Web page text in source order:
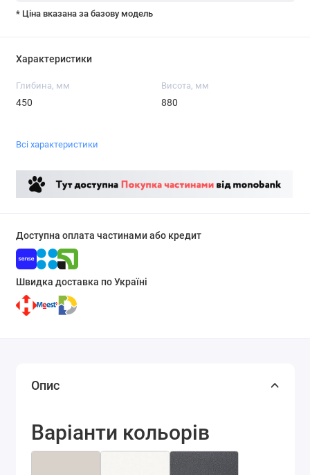
* Ціна вказана за базову модель
Характеристики
Глибина, мм
450
Висота, мм
880
Всі характеристики
Доступна оплата частинами або кредит
Швидка доставка по Україні
Опис
Варіанти кольорів